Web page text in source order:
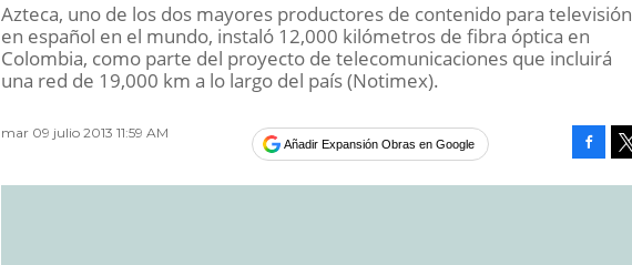
Azteca, uno de los dos mayores productores de contenido para televisión
en español en el mundo, instaló 12,000 kilómetros de fibra óptica en
Colombia, como parte del proyecto de telecomunicaciones que incluirá
una red de 19,000 km a lo largo del país (Notimex).
mar 09 julio 2013 11:59 AM
Añadir Expansión Obras en Google